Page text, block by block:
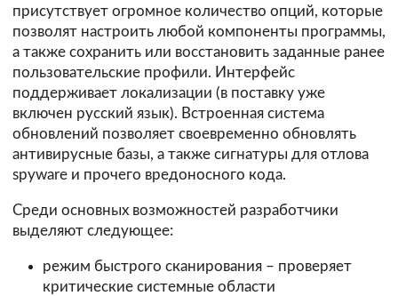
присутствует огромное количество опций, которые
позволят настроить любой компоненты программы,
а также сохранить или восстановить заданные ранее
пользовательские профили. Интерфейс
поддерживает локализации (в поставку уже
включен русский язык). Встроенная система
обновлений позволяет своевременно обновлять
антивирусные базы, а также сигнатуры для отлова
spyware и прочего вредоносного кода.
Среди основных возможностей разработчики
выделяют следующее:
режим быстрого сканирования – проверяет
критические системные области